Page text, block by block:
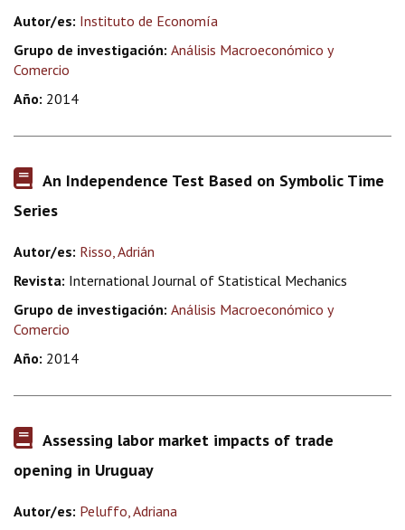
Autor/es: Instituto de Economía
Grupo de investigación: Análisis Macroeconómico y
Comercio
Año: 2014
An Independence Test Based on Symbolic Time
Series
Autor/es: Risso, Adrián
Revista: International Journal of Statistical Mechanics
Grupo de investigación: Análisis Macroeconómico y
Comercio
Año: 2014
Assessing labor market impacts of trade
opening in Uruguay
Autor/es: Peluffo, Adriana